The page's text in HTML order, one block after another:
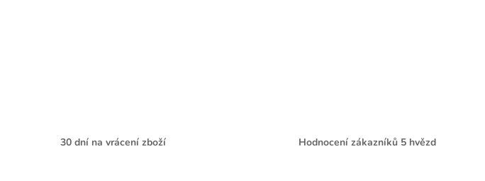
30 dní na vrácení zboží Hodnocení zákazníků 5 hvězd